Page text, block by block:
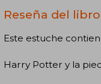
Reseña del
Este estuche
Harry Potter y la